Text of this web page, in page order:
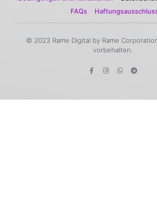
FAQs
© 2023 Rame Digital by Rame
vorbehalten.